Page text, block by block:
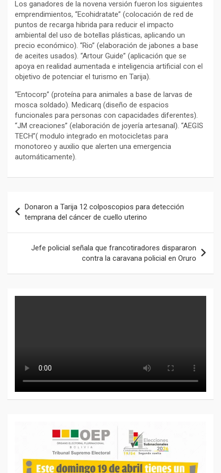
Los ganadores de la novena versión fueron los siguientes
emprendimientos, “Ecohidratate” (colocación de red de
puntos de recarga hibrida para reducir el impacto
ambiental del uso de botellas plásticas, aplicando un
precio económico). “Rio” (elaboración de jabones a base
de aceites usados). “Artour Guide” (aplicación que se
apoya en realidad aumentada e inteligencia artificial con el
objetivo de potenciar el turismo en Tarija).
“Entocorp” (proteína para animales a base de larvas de
mosca soldado). Medicarq (diseño de espacios
funcionales para personas con capacidades diferentes).
“JM creaciones” (elaboración de joyería artesanal). “AEGIS
TECH”( modulo integrado en motocicletas para
monotoreo y auxilio que alerten una emergencia
automáticamente).
de
entradas
Donaron a Tarija 12 colposcopios para detección
temprana del cáncer de cuello uterino
Jefe policial señala que francotiradores dispararon
contra la caravana policial en Oruro